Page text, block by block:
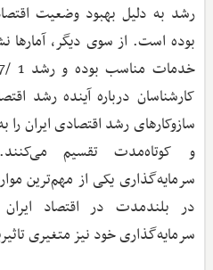
رشد به دلیل بهبود وضعیت
بوده است. از سوی دیگر،
کارشناسان درباره آینده رشد
سازوکارهای رشد اقتصادی ایران
و کوتاه‌مدت تقسیم
سرمایه‌گذاری یکی از مهم‌ترین
در بلندمدت در اقتصاد
سرمایه‌گذاری خود نیز متغیری